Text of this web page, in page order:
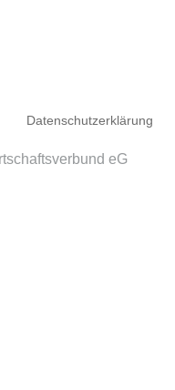
Datenschutzerklärung
eG